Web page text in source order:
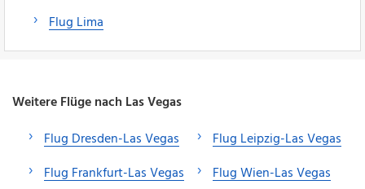
Flug Lima
Weitere Flüge nach Las Vegas
Flug Dresden-Las Vegas
Flug Frankfurt-Las Vegas
Flug Leipzig-Las Vegas
Flug Wien-Las Vegas